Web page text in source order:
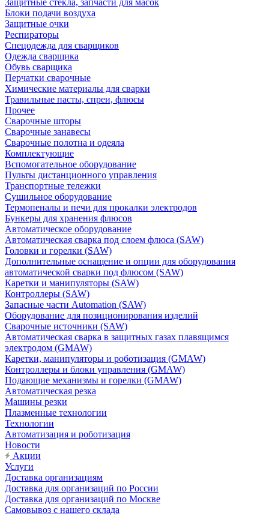
Защитные стекла, запчасти для масок
Блоки подачи воздуха
Защитные очки
Респираторы
Спецодежда для сварщиков
Одежда сварщика
Обувь сварщика
Перчатки сварочные
Химические материалы для сварки
Травильные пасты, спреи, флюсы
Прочее
Сварочные шторы
Сварочные занавесы
Сварочные полотна и одеяла
Комплектующие
Вспомогательное оборудование
Пульты дистанционного управления
Транспортные тележки
Сушильное оборудование
Термопеналы и печи для прокалки электродов
Бункеры для хранения флюсов
Автоматическое оборудование
Автоматическая сварка под слоем флюса (SAW)
Головки и горелки (SAW)
Дополнительные оснащение и опции для оборудования
автоматической сварки под флюсом (SAW)
Каретки и манипуляторы (SAW)
Контроллеры (SAW)
Запасные части Automation (SAW)
Оборудование для позиционирования изделий
Сварочные источники (SAW)
Автоматическая сварка в защитных газах плавящимся
электродом (GMAW)
Каретки, манипуляторы и роботизация (GMAW)
Контроллеры и блоки управления (GMAW)
Подающие механизмы и горелки (GMAW)
Автоматическая резка
Машины резки
Плазменные технологии
Технологии
Автоматизация и роботизация
Новости
Акции
Услуги
Доставка организациям
Доставка для организаций по России
Доставка для организаций по Москве
Самовывоз с нашего склада